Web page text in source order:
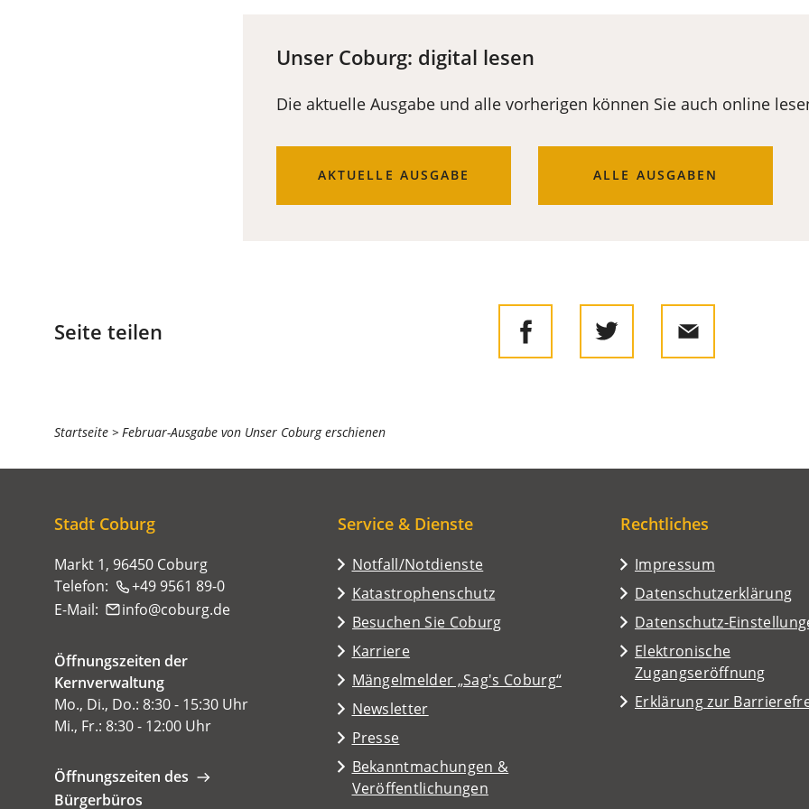
Unser Coburg: digital lesen
Die aktuelle Ausgabe und alle vorherigen können Sie auch online
AKTUELLE AUSGABE
(ÖFFNET
EINEM
ALLE AUSGABEN
(ÖFFNET
EINEM
Seite teilen
Sie
befinden
hier:
Startseite Februar-Ausgabe von Unser Coburg erschienen
Stadt Coburg
Markt 1, 96450 Coburg
Telefon:
+49 9561 89-0
E-Mail:
info coburg de
Öffnungszeiten der
Kernverwaltung
Mo., Di., Do.: 8:30 - 15:30 Uhr
Mi., Fr.: 8:30 - 12:00 Uhr
Öffnungszeiten des
Bürgerbüros
Service & Dienste
Notfall/Notdienste
Katastrophenschutz
Besuchen Sie Coburg
(Öffnet
in
neuen
Tab)
Karriere
Mängelmelder „Sag's Coburg“
(Öffnet
in
neuen
Tab)
Newsletter
Presse
Bekanntmachungen &
Veröffentlichungen
Rechtliches
Impressum
Datenschutzerklärung
Datenschutz-
Elektronische
Zugangseröffnung
Erklärung zur